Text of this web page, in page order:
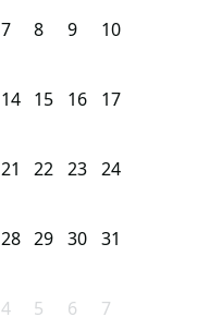
7 8 9 10
14 15 16 17
21 22 23 24
28 29 30 31
4 5 6 7